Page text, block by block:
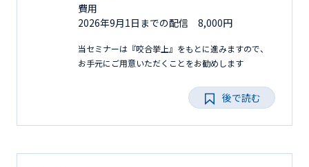
費用
2026年9月1日までの配信 8,000円
当セミナーは『咬合挙上』をもとに進みますので、
お手元にご用意いただくことをお勧めします
後で読む